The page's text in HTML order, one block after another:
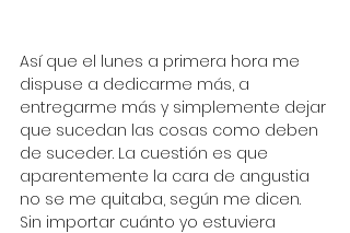
Así que el lunes a primera hora me
dispuse a dedicarme más, a
entregarme más y simplemente dejar
que sucedan las cosas como deben
de suceder. La cuestión es que
aparentemente la cara de angustia
no se me quitaba, según me dicen.
Sin importar cuánto yo estuviera